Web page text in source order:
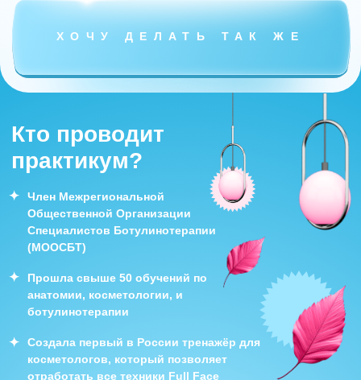
Что вы получите
при покупке
практикума
Доступ к записям практикума
на 30 дней
Сертификат о прохождении
практикума после сдачи
финального тестирования
#2
#1
Стоимость практикума